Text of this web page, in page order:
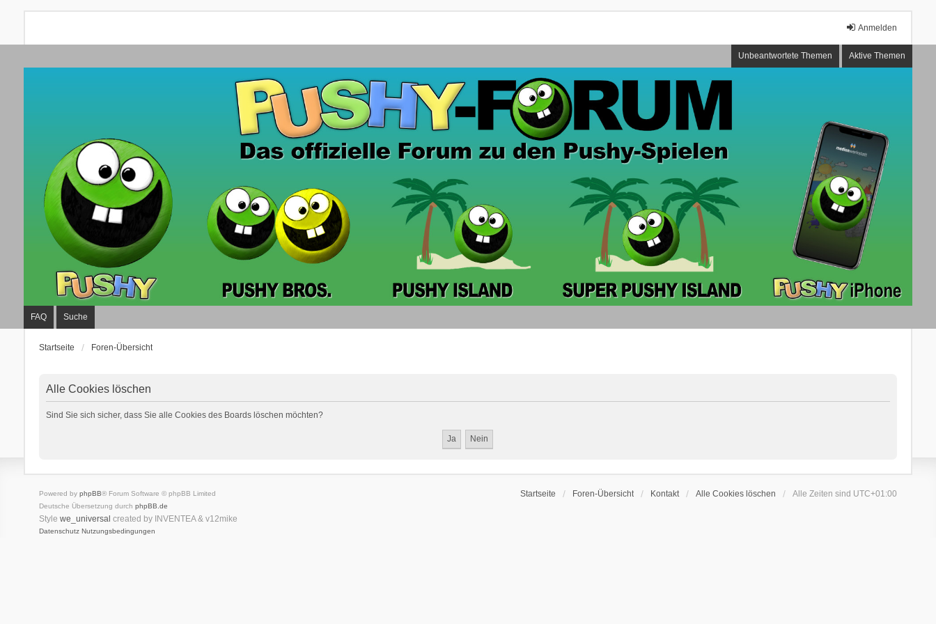
Anmelden
Unbeantwortete Themen Aktive Themen
FAQ Suche
Startseite Foren-Übersicht
Alle Cookies löschen
Sind Sie sich sicher, dass Sie alle Cookies des Boards löschen möchten?
Startseite Foren-Übersicht Kontakt Alle Cookies löschen Alle Zeiten sind UTC+01:00
Powered by phpBB® Forum Software © phpBB Limited
Deutsche Übersetzung durch phpBB.de
Style we_universal created by INVENTEA & v12mike
Datenschutz Nutzungsbedingungen